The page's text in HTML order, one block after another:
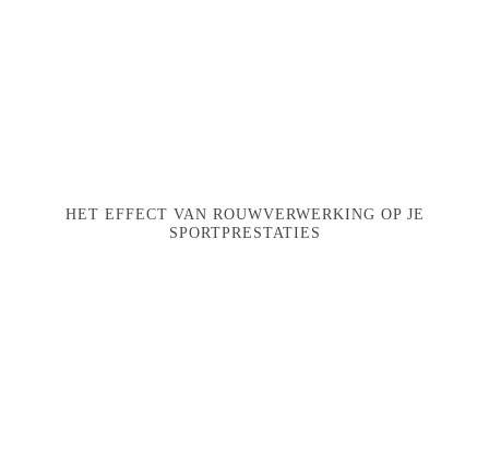
HET EFFECT VAN ROUWVERWERKING OP JE
SPORTPRESTATIES